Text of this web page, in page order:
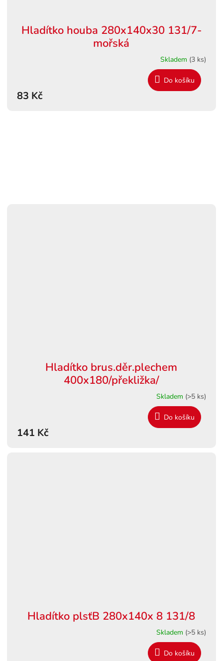
Hladítko houba 280x140x30 131/7-
mořská
Skladem (3 ks)
83 Kč
Do košíku
Hladítko brus.děr.plechem
400x180/překližka/
Skladem (>5 ks)
141 Kč
Do košíku
Hladítko plsťB 280x140x 8 131/8
Skladem (>5 ks)
Do košíku